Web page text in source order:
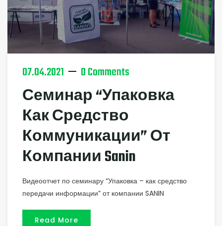
07.04.2021 0 Comments
Семинар “Упаковка
Как Средство
Коммуникации” От
Компании Sanin
Видеоотчет по семинару “Упаковка – как средство
передачи информации” от компании SANIN
Read More